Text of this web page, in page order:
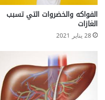
ع
ا
م
ح
ي
الفواكه والخضروات التي تسبب
الغازات
28 يناير 2021